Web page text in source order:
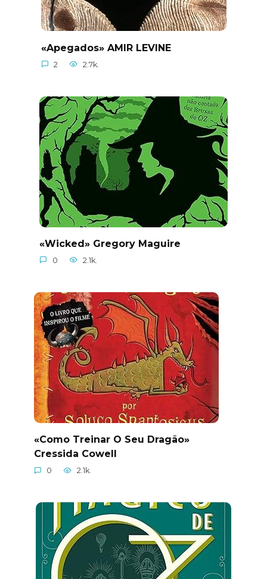
«Apegados» AMIR LEVINE
2 2.7k.
«Wicked» Gregory Maguire
0 2.1k.
«Como Treinar O Seu Dragão»
Cressida Cowell
0 2.1k.